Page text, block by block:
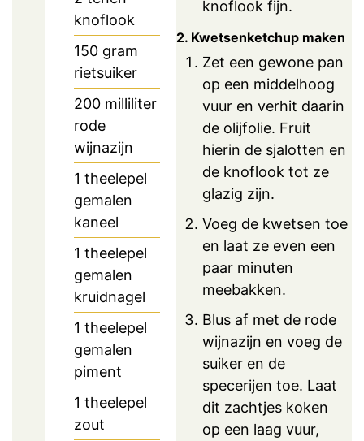
knoflook
150 gram
rietsuiker
200 milliliter
rode
wijnazijn
1 theelepel
gemalen
kaneel
1 theelepel
gemalen
kruidnagel
1 theelepel
gemalen
piment
1 theelepel
zout
knoflook fijn.
2. Kwetsenketchup maken
Zet een gewone pan
op een middelhoog
vuur en verhit daarin
de olijfolie. Fruit
hierin de sjalotten en
de knoflook tot ze
glazig zijn.
Voeg de kwetsen toe
en laat ze even een
paar minuten
meebakken.
Blus af met de rode
wijnazijn en voeg de
suiker en de
specerijen toe. Laat
dit zachtjes koken
op een laag vuur,